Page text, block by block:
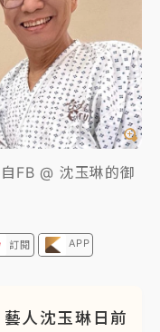
上預約開賣一度塞車
抗告成功 今重開羈
3天 「紅到發紫」降
FB @ 沈玉琳的御
訂閱 APP
藝人沈玉琳日前